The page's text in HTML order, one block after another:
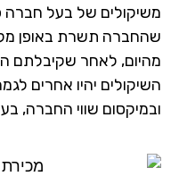
של בעל חברה
תשרת באופן
לאחר שקיבלתם
יהיו אחרים לגמרי
שווי החברה, בעיני